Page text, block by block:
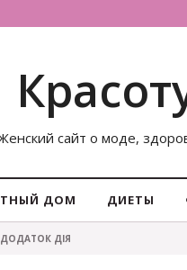
сайт о моде,
ДОМ ДИЕТЫ
ДІЯ